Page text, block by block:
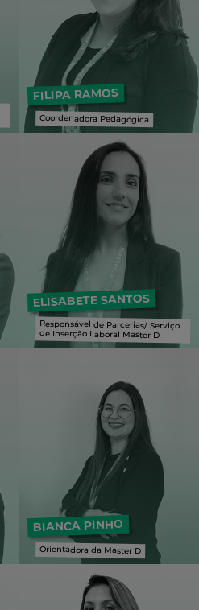
FILIPA RAMOS
Coordenadora Pedagógica
ELISABETE SANTOS
Responsável de Parcerias/ Serviço
de Inserção Laboral Master D
BIANCA PINHO
Orientadora da Master D